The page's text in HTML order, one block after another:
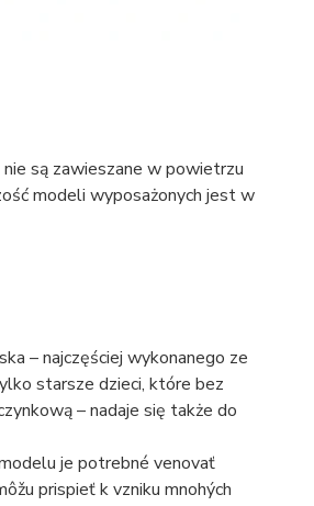
są zawieszane w powietrzu
modeli wyposażonych jest w
– najczęściej wykonanego ze
starsze dzieci, które bez
– nadaje się także do
je potrebné venovať
prispieť k vzniku mnohých